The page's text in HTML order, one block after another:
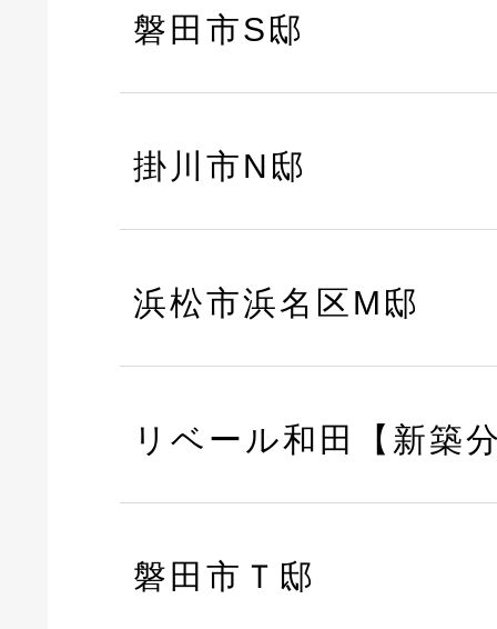
磐田市S邸
掛川市N邸
浜松市浜名区M邸
リベール和田【新築
磐田市Ｔ邸